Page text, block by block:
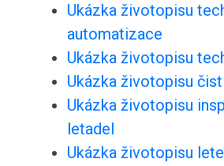
Ukázka životopisu
automatizace
Ukázka životopisu
Ukázka životopisu
Ukázka životopisu
letadel
Ukázka životopisu